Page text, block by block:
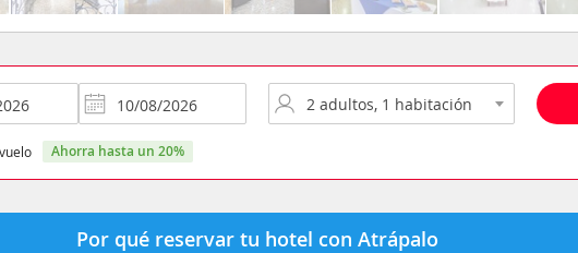
ahorra hasta un 20%
Por qué reservar tu hotel con Atrápalo